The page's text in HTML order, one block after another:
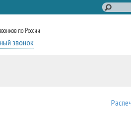
по России
звонок